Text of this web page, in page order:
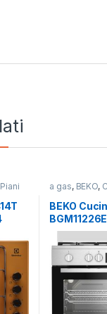
Piani
a gas, BEKO,
BEKO
forno